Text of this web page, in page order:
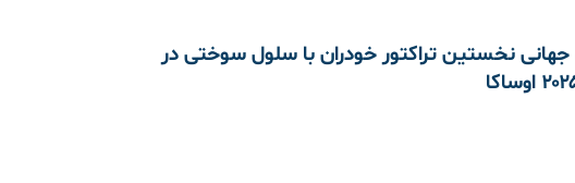
جهانی نخستین تراکتور خودران با سلول سوختی در